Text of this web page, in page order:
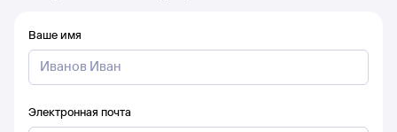
Ваше имя
Электронная почта